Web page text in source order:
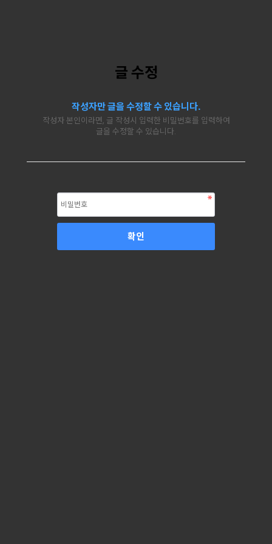
글 수정
작성자만 글을 수정할 수 있습니다.
작성자 본인이라면, 글 작성시 입력한 비밀번호를 입력하여
글을 수정할 수 있습니다.